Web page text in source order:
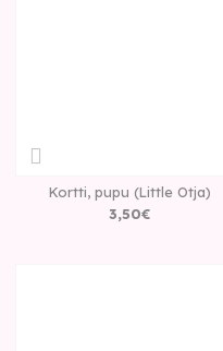
Kortti, pupu (Little Otja)
3,50€